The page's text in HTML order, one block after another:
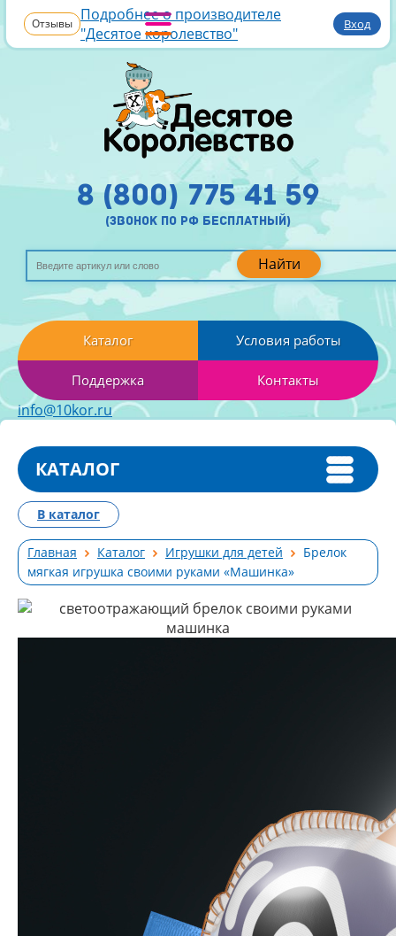
Отзывы Подробнее о производителе
"Десятое королевство"
Вход
Найти
8 (800) 775 41 59
(звонок по рф бесплатный)
Каталог Условия работы
Поддержка Контакты
info@10kor.ru
КАТАЛОГ
Главная Каталог Игрушки для детей
Брелок
мягкая игрушка своими руками «Машинка»
В каталог